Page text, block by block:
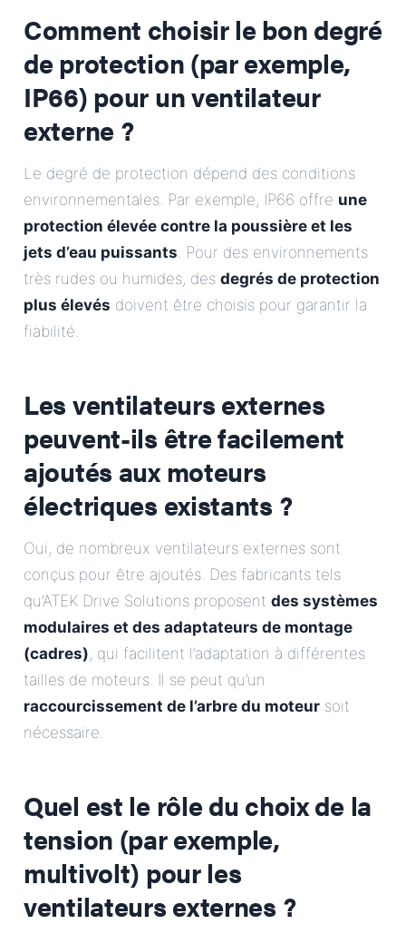
Comment choisir le bon degré
de protection (par exemple,
IP66) pour un ventilateur
externe ?
Le degré de protection dépend des conditions
environnementales. Par exemple, IP66 offre une
protection élevée contre la poussière et les
jets d’eau puissants. Pour des environnements
très rudes ou humides, des degrés de protection
plus élevés doivent être choisis pour garantir la
fiabilité.
Les ventilateurs externes
peuvent-ils être facilement
ajoutés aux moteurs
électriques existants ?
Oui, de nombreux ventilateurs externes sont
conçus pour être ajoutés. Des fabricants tels
qu’ATEK Drive Solutions proposent des systèmes
modulaires et des adaptateurs de montage
(cadres), qui facilitent l’adaptation à différentes
tailles de moteurs. Il se peut qu’un
raccourcissement de l’arbre du moteur soit
nécessaire.
Quel est le rôle du choix de la
tension (par exemple,
multivolt) pour les
ventilateurs externes ?